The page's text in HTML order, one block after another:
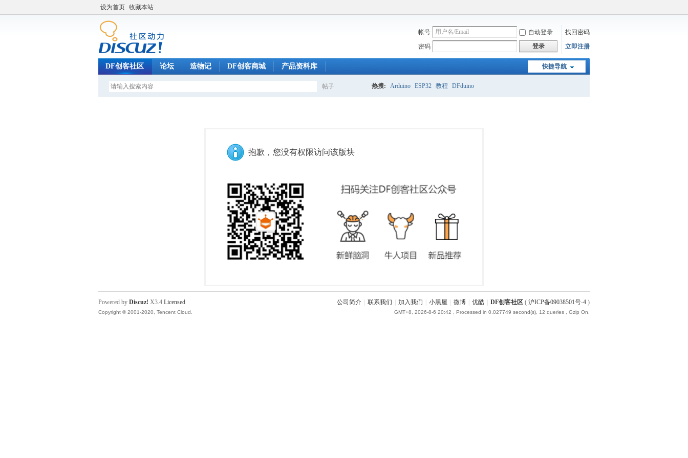
设为首页 收藏本站
帐号 自动登录
找回密码
密码
登录 立即注册
快捷导航
DF创客社区 论坛 造物记 DF创客商城 产品资料库
帖子 热搜: Arduino ESP32 教程 DFduino
抱歉，您没有权限访问该版块
公司简介 联系我们 加入我们 小黑屋 微博 优酷 DF创客社区 ( 沪ICP备09038501号-4 )
GMT+8, 2026-8-6 20:42 , Processed in 0.027749 second(s), 12 queries , Gzip On.
Powered by Discuz! X3.4 Licensed
Copyright © 2001-2020, Tencent Cloud.